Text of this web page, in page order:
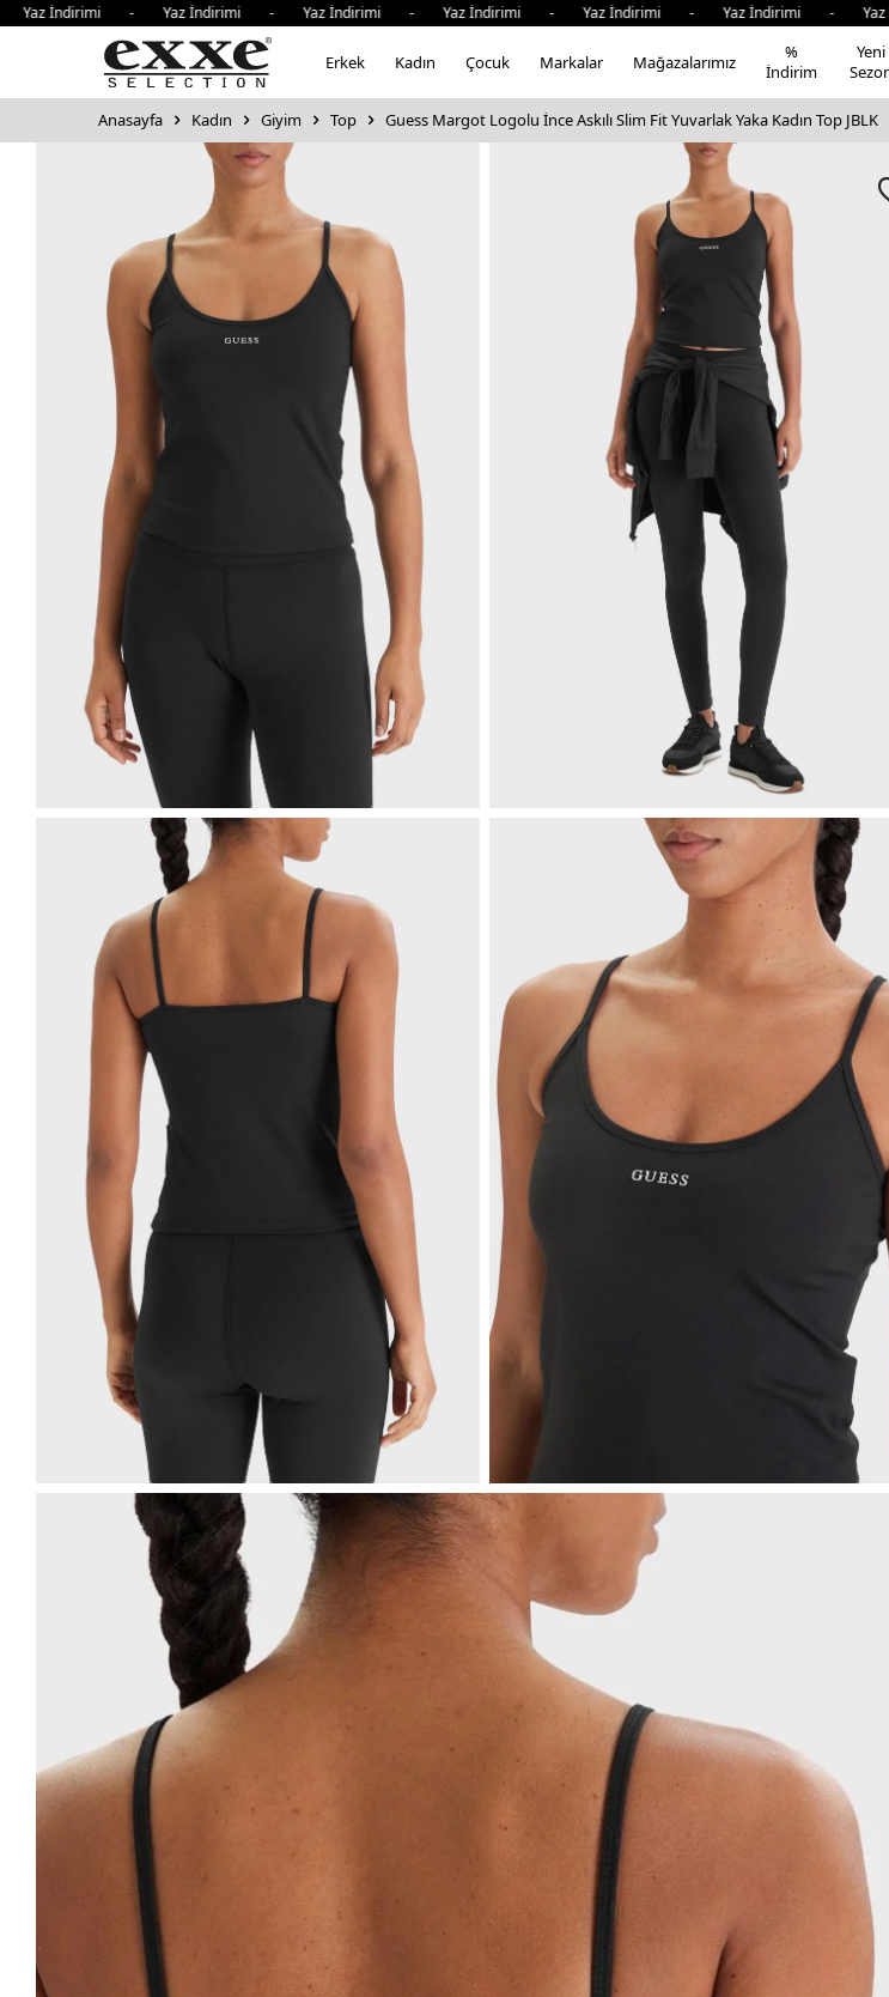
- Yaz İndirimi - Yaz İndirimi - Yaz İndirimi - Yaz İndirimi - Yaz İndirimi -
Erkek Kadın Çocuk Markalar Mağazalarımız
%
İndirim
Yeni
Anasayfa Kadın Giyim Top Guess Margot Logolu İnce Askılı Slim Fit Yuvarlak Yaka Kadın Top JBLK